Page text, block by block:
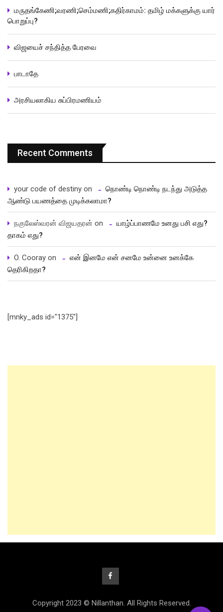
மருதங்கேணி;வரணி;செம்மணி;கதிர்காமம்: தமிழ் மக்களுக்கு யார்
பொறுப்பு?
விஜயைச் சந்தித்த பேரவை
பாடாதே
அரசியலாகிய சுப்பிரமணியம்
Recent Comments
your code of destiny on
நொண்டி நொண்டி நடந்து அடுத்த
ஆண்டு பயணத்தை முடிக்கலாமா?
நகுலேஸ்வரன் விஜயதரன் on
யாழ்ப்பாணமே உனது பசி எது?
தாகம் எது?
O. Cooray on
என் இனமே என் சனமே உன்னை உனக்கே
தெரிகிறதா?
[mnky_ads id="1375"]
Copyright 2023 © Nillanthan. All Rights Reserved.